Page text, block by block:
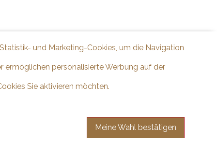
und Marketing-Cookies, um die Navigation
ermöglichen personalisierte Werbung auf der
Sie aktivieren möchten.
Meine Wahl bestätigen